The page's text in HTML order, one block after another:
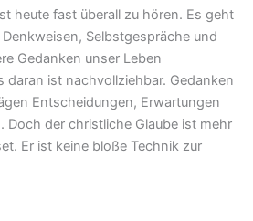
heute fast überall zu hören. Es geht
Selbstgespräche und
Gedanken unser Leben
daran ist nachvollziehbar. Gedanken
Entscheidungen, Erwartungen
Doch der christliche Glaube ist mehr
Er ist keine bloße Technik zur